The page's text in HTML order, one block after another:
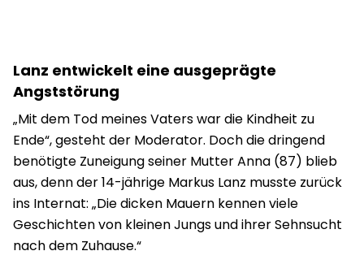
Lanz entwickelt eine ausgeprägte
Angststörung
„Mit dem Tod meines Vaters war die Kindheit zu
Ende“, gesteht der Moderator. Doch die dringend
benötigte Zuneigung seiner Mutter Anna (87) blieb
aus, denn der 14-jährige Markus Lanz musste zurück
ins Internat: „Die dicken Mauern kennen viele
Geschichten von kleinen Jungs und ihrer Sehnsucht
nach dem Zuhause.“